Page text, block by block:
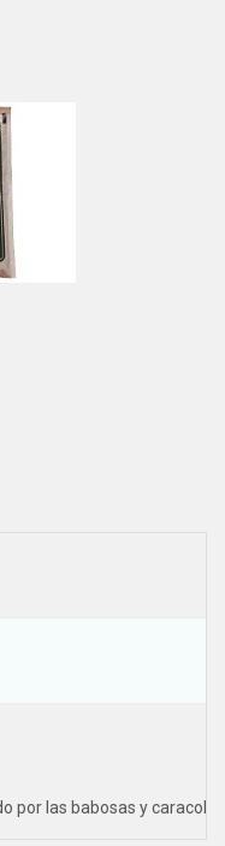
por las babosas y